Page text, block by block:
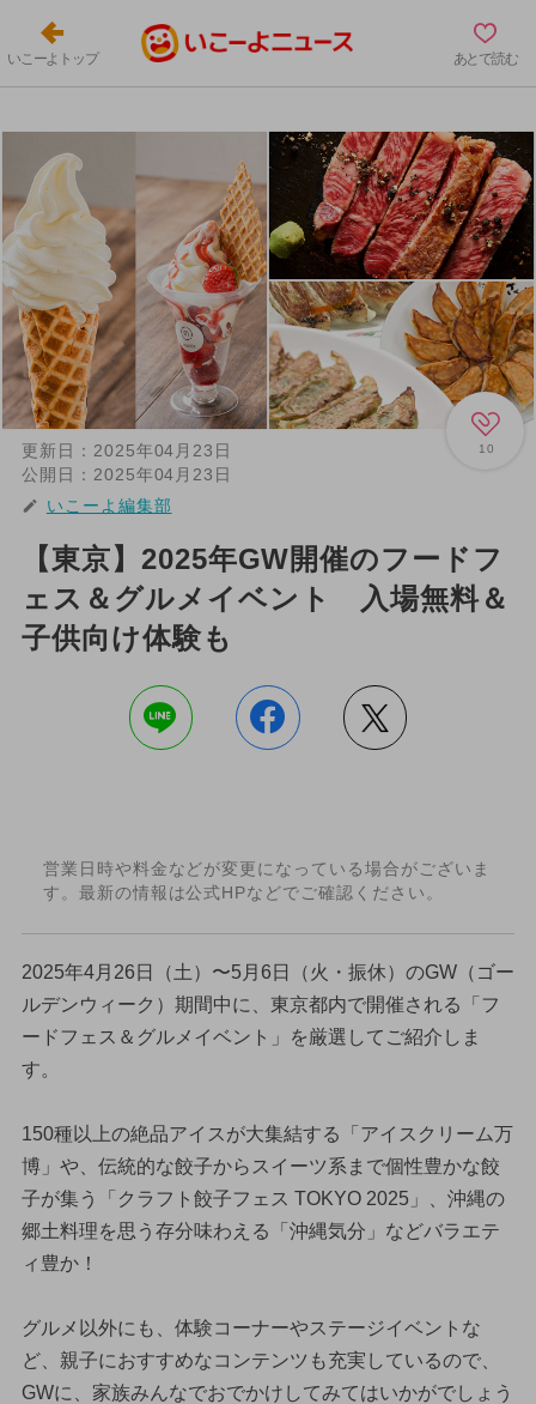
いこーよトップ あとで読む
10
更新日： 2025年04月23日
公開日： 2025年04月23日
いこーよ編集部
【東京】2025年GW開催のフードフ
ェス＆グルメイベント 入場無料＆
子供向け体験も
営業日時や料金などが変更になっている場合がございま
す。最新の情報は公式HPなどでご確認ください。
2025年4月26日（土）〜5月6日（火・振休）のGW（ゴー
ルデンウィーク）期間中に、東京都内で開催される「フ
ードフェス＆グルメイベント」を厳選してご紹介しま
す。
150種以上の絶品アイスが大集結する「アイスクリーム万
博」や、伝統的な餃子からスイーツ系まで個性豊かな餃
子が集う「クラフト餃子フェス TOKYO 2025」、沖縄の
郷土料理を思う存分味わえる「沖縄気分」などバラエテ
ィ豊か！
グルメ以外にも、体験コーナーやステージイベントな
ど、親子におすすめなコンテンツも充実しているので、
GWに、家族みんなでおでかけしてみてはいかがでしょう